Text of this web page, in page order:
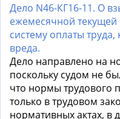
Дело N46-КГ16-11. О
ежемесячной
систему оплаты
вреда.
Дело направлено на
поскольку судом не
что нормы трудового
только в трудовом
нормативных актах, в